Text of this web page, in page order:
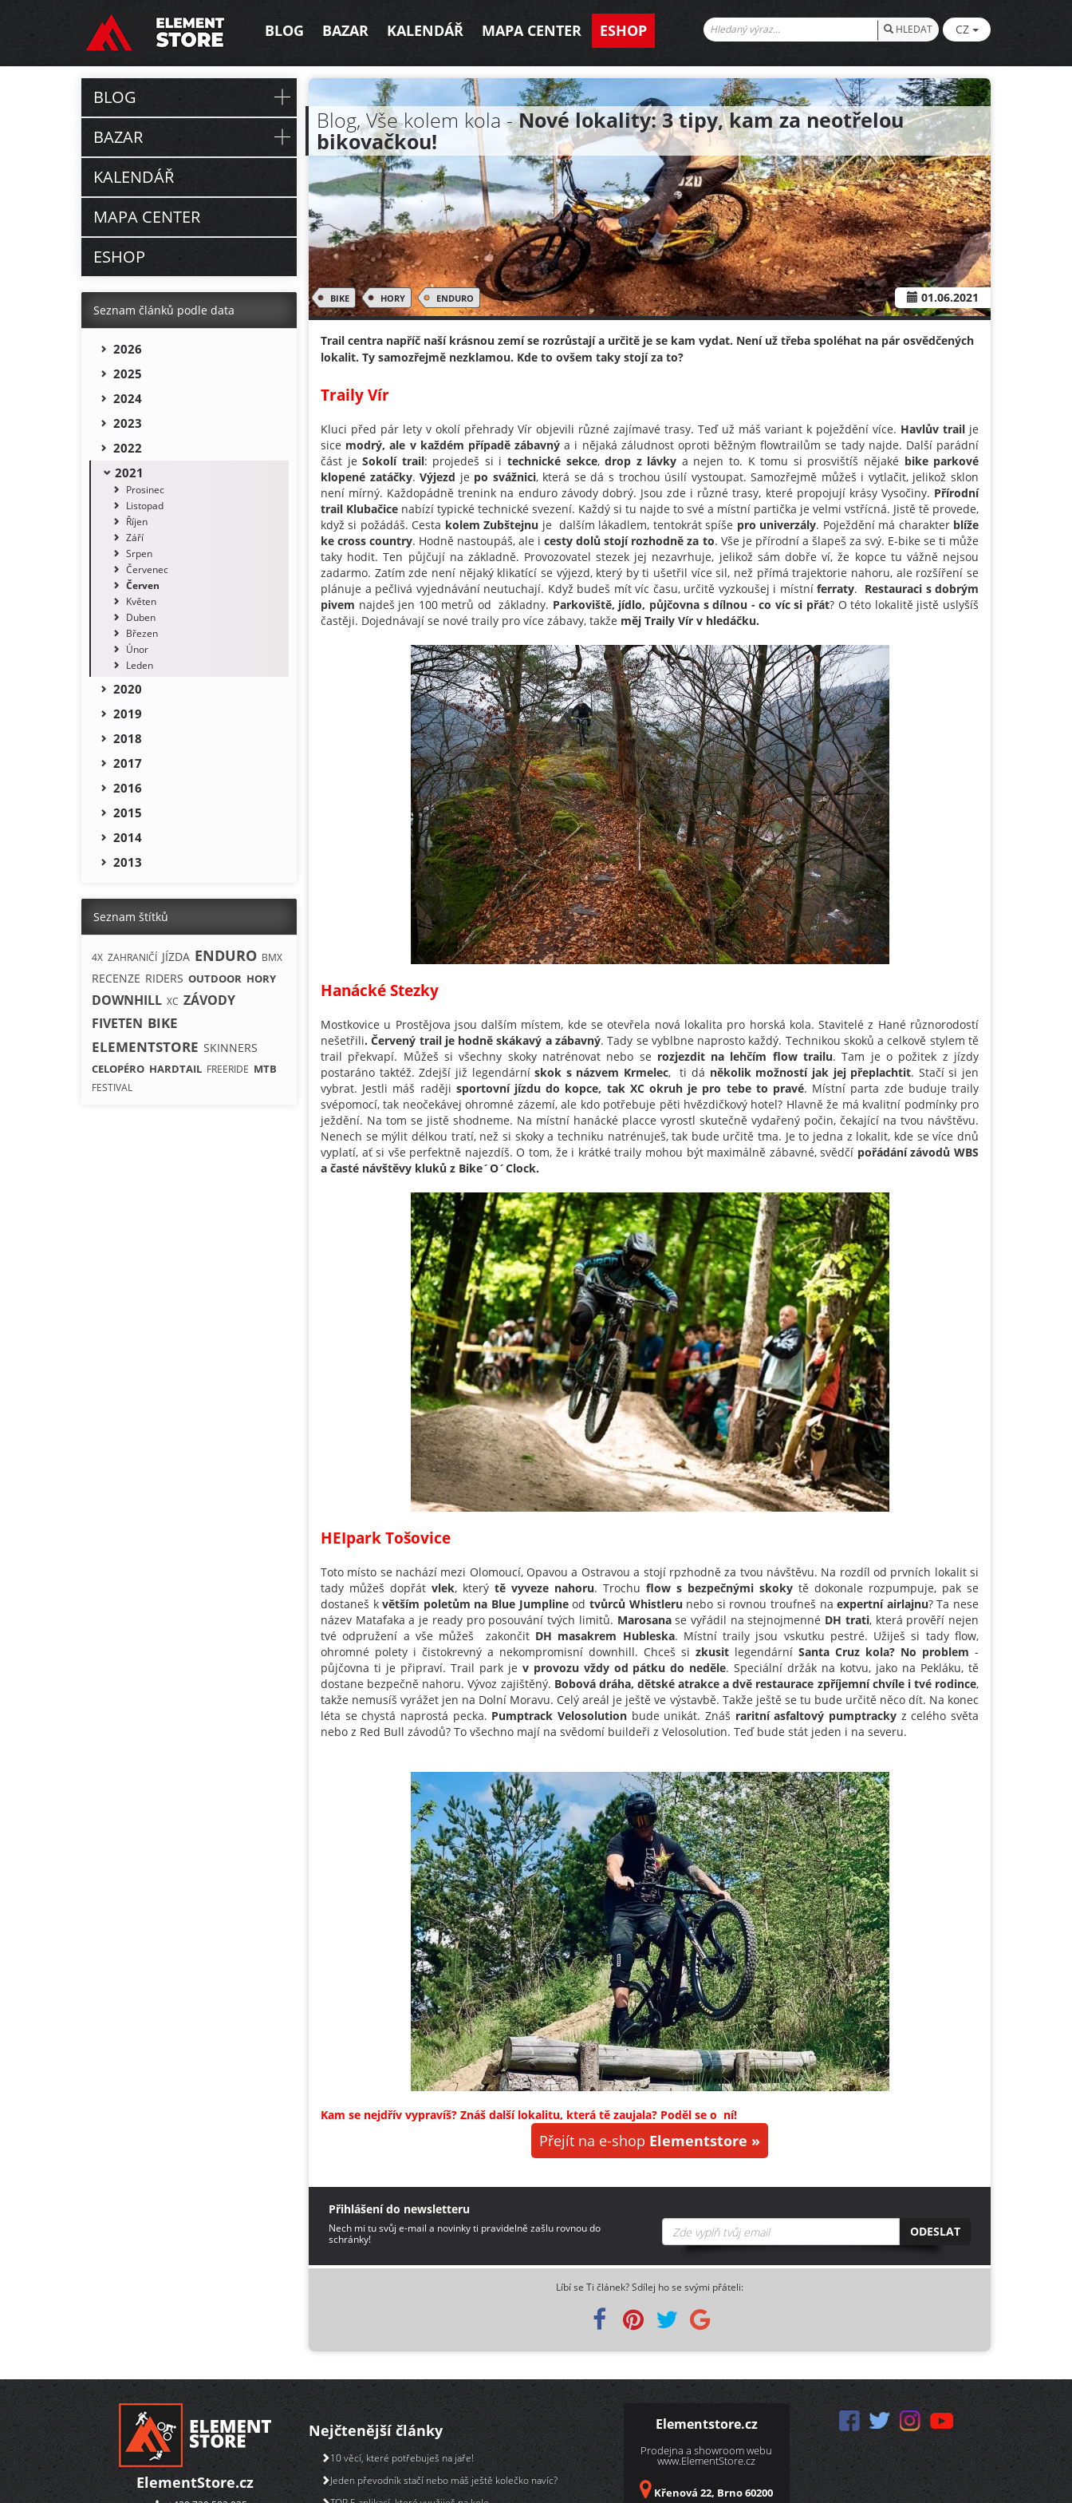
BLOG BAZAR KALENDÁŘ MAPA CENTER ESHOP HLEDAT CZ
Blog, Vše kolem kola -Nové lokality: 3 tipy, kam za neotřelou
bikovačkou!
BIKE HORY ENDURO 01.06.2021
Trail centra napříč naší krásnou zemí se rozrůstají a určitě je se kam vydat. Není už třeba spoléhat na pár osvědčených
lokalit. Ty samozřejmě nezklamou. Kde to ovšem taky stojí za to?
Traily Vír
Kluci před pár lety v okolí přehrady Vír objevili různé zajímavé trasy. Teď už máš variant k poježdění více. Havlův trail je
sice modrý, ale v každém případě zábavný a i nějaká záludnost oproti běžným flowtrailům se tady najde. Další parádní
část jeSokolí trail: projedeš si itechnické sekce,drop z lávky a nejen to. K tomu si prosvištíš nějaké bike parkové
klopené zatáčky.Výjezd je po svážnici, která se dá s trochou úsilí vystoupat. Samozřejmě můžeš i vytlačit, jelikož sklon
není mírný. Každopádně trenink na enduro závody dobrý. Jsou zde i různétrasy, které propojují krásy Vysočiny. Přírodní
trail Klubačice nabízí typické technické svezení. Každý si tu najde to své a místní partička je velmi vstřícná. Jistě tě provede,
když si požádáš. Cesta kolem Zubštejnu je dalším lákadlem, tentokrát spíše pro univerzály. Poježdění má charakter blíže
ke cross country. Hodně nastoupáš, ale i cesty dolů stojí rozhodně za to. Vše je přírodní a šlapeš za svý. E-bike se ti může
taky hodit. Ten půjčují na základně. Provozovatel stezek jej nezavrhuje, jelikož sám dobře ví, že kopce tu vážně nejsou
zadarmo. Zatím zde není nějaký klikatící se výjezd, který by ti ušetřil více sil, než přímá trajektorie nahoru, ale rozšíření se
plánuje a pečlivá vyjednávání neutuchají. Když budeš mít víc času, určitě vyzkoušej i místní ferraty. Restauraci s dobrým
pivem najdeš jen 100 metrů od základny. Parkoviště, jídlo, půjčovna s dílnou - co víc si přát? O této lokalitě jistě uslyšíš
častěji. Dojednávají se nové traily pro více zábavy, takže měj Traily Vír v hledáčku.
Hanácké Stezky
Mostkovice u Prostějova jsou dalším místem, kde se otevřela nová lokalita pro horská kola. Stavitelé z Hané různorodostí
nešetřili. Červený trail je hodně skákavý a zábavný. Tady se vyblbne naprosto každý. Technikou skoků a celkově stylem tě
trail překvapí. Můžeš si všechny skoky natrénovat nebo se rozjezdit na lehčím flow trailu. Tam je o požitek z jízdy
postaráno taktéž. Zdejší již legendárnískok s názvem Krmelec, ti dá několik možností jak jej přeplachtit. Stačí si jen
vybrat. Jestli máš raději sportovní jízdu do kopce, tak XC okruh je pro tebe to pravé. Místní parta zde buduje traily
svépomocí, tak neočekávej ohromné zázemí, ale kdo potřebuje pěti hvězdičkový hotel? Hlavně že má kvalitní podmínky pro
ježdění. Na tom se jistě shodneme. Na místní hanácké placce vyrostl skutečně vydařený počin, čekající na tvou návštěvu.
Nenech se mýlit délkou tratí, než si skoky a techniku natrénuješ, tak bude určitě tma. Je to jedna z lokalit, kde se více dnů
vyplatí, ať si vše perfektně najezdíš. O tom, že i krátké traily mohou být maximálně zábavné, svědčí pořádání závodů WBS
a časté návštěvy kluků z Bike´O´Clock.
HEIpark Tošovice
Toto místo se nachází mezi Olomoucí, Opavou a Ostravou a stojí rpzhodně za tvou návštěvu. Na rozdíl od prvních lokalit si
tady můžeš dopřát vlek, který tě vyveze nahoru. Trochu flow s bezpečnými skoky tě dokonale rozpumpuje, pak se
dostaneš květším poletům na Blue Jumplineod tvůrců Whistleru nebo si rovnou troufneš naexpertní airlajnu? Ta nese
název Matafaka a je ready pro posouvání tvých limitů. Marosanase vyřádil na stejnojmenné DH trati, která prověří nejen
tvé odpružení a vše můžeš zakončit DH masakrem Hubleska. Místní traily jsou vskutku pestré. Užiješ si tady flow,
ohromné polety i čistokrevný a nekompromisní downhill. Chceš si zkusit legendární Santa Cruz kola? No problem -
půjčovna ti je připraví. Trail park je v provozu vždy od pátku do neděle. Speciální držák na kotvu, jako na Pekláku, tě
dostane bezpečně nahoru. Vývoz zajištěný. Bobová dráha, dětské atrakce a dvě restaurace zpříjemní chvíle i tvé rodince,
takže nemusíš vyrážet jen na Dolní Moravu. Celý areál je ještě ve výstavbě. Takže ještě se tu bude určitě něco dít. Na konec
léta se chystá naprostá pecka. Pumptrack Velosolution bude unikát. Znáš raritní asfaltový pumptracky z celého světa
nebo z Red Bull závodů? To všechno mají na svědomí buildeři z Velosolution. Teď bude stát jeden i na severu.
Kam se nejdřív vypravíš? Znáš další lokalitu, která tě zaujala? Poděl se o ní!
Přejít na e-shop Elementstore »
Přihlášení do newsletteru
Nech mi tu svůj e-mail a novinky ti pravidelně zašlu rovnou do
schránky!
ODESLAT
Líbí se Ti článek? Sdílej ho se svými přáteli:
BLOG
BAZAR
KALENDÁŘ
MAPA CENTER
ESHOP
Seznam článků podle data
2026
2025
2024
2023
2022
2021
Prosinec
Listopad
Říjen
Září
Srpen
Červenec
Červen
Květen
Duben
Březen
Únor
Leden
2020
2019
2018
2017
2016
2015
2014
2013
Seznam štítků
4X ZAHRANIČÍ JÍZDA ENDURO BMX
RECENZE RIDERS OUTDOOR HORY
DOWNHILL XC ZÁVODY
FIVETEN BIKE
ELEMENTSTORE SKINNERS
CELOPÉRO HARDTAIL FREERIDE MTB
FESTIVAL
ElementStore.cz
Nejčtenější články
10 věcí, které potřebuješ na jaře!
Jeden převodník stačí nebo máš ještě kolečko navíc?
Elementstore.cz
Prodejna a showroom webu
www.ElementStore.cz
Křenová 22, Brno 60200